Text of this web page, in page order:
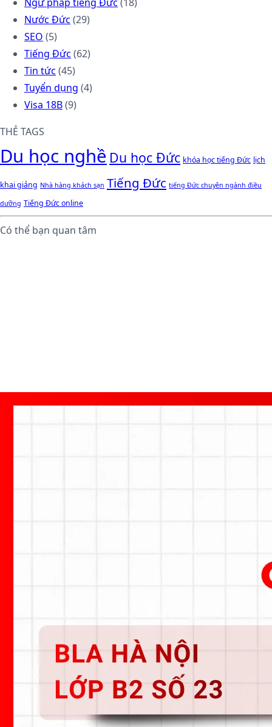
Nước Đức (29)
SEO (5)
Tiếng Đức (62)
Tin tức (45)
Tuyển dụng (4)
Visa 18B(9)
THẺ TAGS
Du học nghề Du học Đức khóa học tiếng Đức lịch
khai giảng Nhà hàng khách sạn Tiếng Đức tiếng Đức chuyên ngành điều
dưỡng Tiếng Đức online
Có thể bạn quan tâm